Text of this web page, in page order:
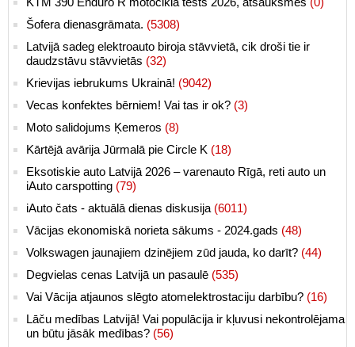
Šofera dienasgrāmata. (5308)
Latvijā sadeg elektroauto biroja stāvvietā, cik droši tie ir
daudzstāvu stāvvietās (32)
Krievijas iebrukums Ukrainā! (9042)
Vecas konfektes bērniem! Vai tas ir ok? (3)
Moto salidojums Ķemeros (8)
Kārtējā avārija Jūrmalā pie Circle K (18)
Eksotiskie auto Latvijā 2026 – varenauto Rīgā, reti auto un
iAuto carspotting (79)
iAuto čats - aktuālā dienas diskusija (6011)
Vācijas ekonomiskā norieta sākums - 2024.gads (48)
Volkswagen jaunajiem dzinējiem zūd jauda, ko darīt? (44)
Degvielas cenas Latvijā un pasaulē (535)
Vai Vācija atjaunos slēgto atomelektrostaciju darbību? (16)
Lāču medības Latvijā! Vai populācija ir kļuvusi nekontrolējama
un būtu jāsāk medības? (56)